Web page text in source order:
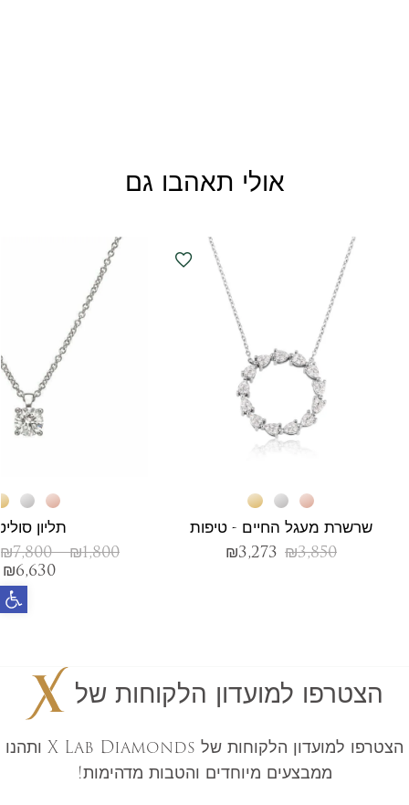
אולי תאהבו גם
שרשרת מעגל החיים - טיפות
₪3,850
₪3,273
תליון
₪1,800
–
₪7,800
₪6,630
הצטרפו למועדון הלקוחות של
הצטרפו למועדון הלקוחות של X Lab Diamonds ותהנו
ממבצעים מיוחדים והטבות מדהימות!